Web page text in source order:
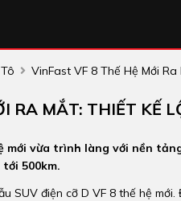
VinFast VF 8 Thế Hệ Mới
RA MẮT: THIẾT KẾ
mới vừa trình làng với nền
500km.
SUV điện cỡ D VF 8 thế hệ